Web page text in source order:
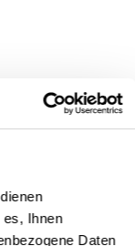
Ihnen
Daten